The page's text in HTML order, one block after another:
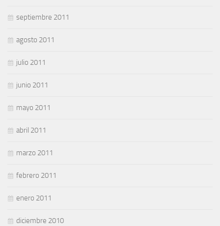
septiembre 2011
agosto 2011
julio 2011
junio 2011
mayo 2011
abril 2011
marzo 2011
febrero 2011
enero 2011
diciembre 2010